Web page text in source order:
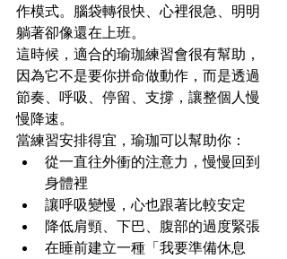
作模式。腦袋轉很快、心裡很急、明明
躺著卻像還在上班。
這時候，適合的瑜珈練習會很有幫助，
因為它不是要你拼命做動作，而是透過
節奏、呼吸、停留、支撐，讓整個人慢
慢降速。
當練習安排得宜，瑜珈可以幫助你：
從一直往外衝的注意力，慢慢回到
身體裡
讓呼吸變慢，心也跟著比較安定
降低肩頸、下巴、腹部的過度緊張
在睡前建立一種「我要準備休息